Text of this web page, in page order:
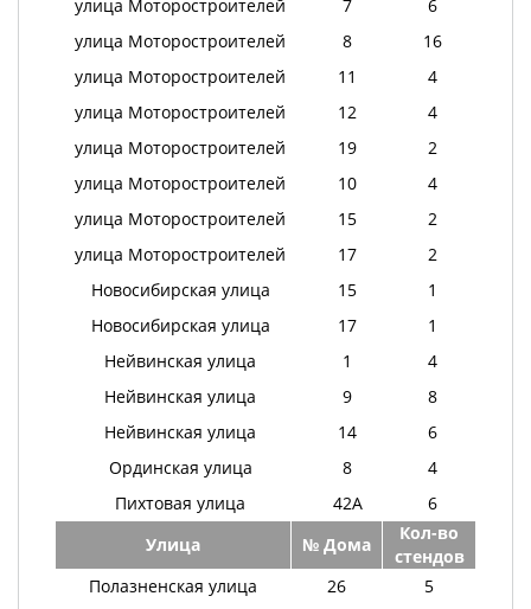
улица Моторостроителей 7
6
улица Моторостроителей
8
16
улица Моторостроителей
11
4
улица Моторостроителей
12
4
улица Моторостроителей
19
2
улица Моторостроителей
10
4
улица Моторостроителей
15
2
улица Моторостроителей
17
2
Новосибирская улица
15
1
Новосибирская улица
17
1
Нейвинская улица
1
4
Нейвинская улица
9
8
Нейвинская улица
14
6
Ординская улица
8
4
Пихтовая улица
42А
6
Улица
№ Дома
Кол-во
стендов
Полазненская улица
26
5